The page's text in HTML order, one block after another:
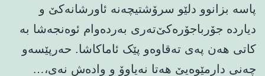
پاسه‌ بزانوو دلێو سرۆشتیچه‌نه‌ ئاورشانه‌کێ و
دیارده‌ جۆرباجۆره‌کێ‌ته‌ری به‌رده‌وام ئوه‌نجه‌شا به‌
کاتی هه‌ن په‌ی ته‌قاوه‌و پێک ئاماکاشا. حه‌رپێسه‌و
چه‌نی دارمێوه‌یێ هه‌تا نه‌یاوۆ و واده‌ش نه‌ی،…